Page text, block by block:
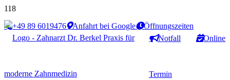
+49 89 6019476 Anfahrt bei Google
Öffnungszeiten
Notfall
Online
Termin